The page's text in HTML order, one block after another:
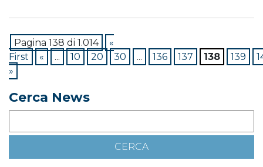
Pagina 138 di 1.014
«
First
« ... 10 20 30 ... 136 137 138 139
»
Cerca News